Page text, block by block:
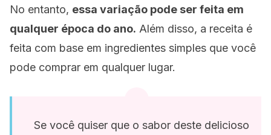
No entanto, essa variação pode ser feita em
qualquer época do ano. Além disso, a receita é
feita com base em ingredientes simples que você
pode comprar em qualquer lugar.
Se você quiser que o sabor deste delicioso